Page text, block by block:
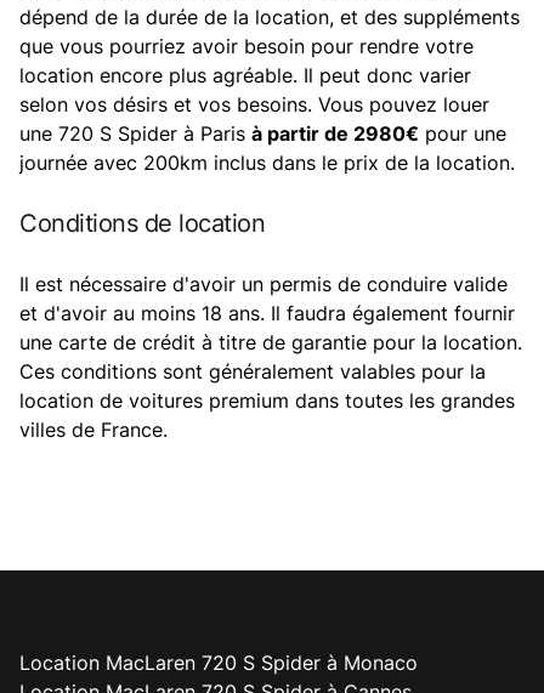
dépend de la durée de la location, et des suppléments
que vous pourriez avoir besoin pour rendre votre
location encore plus agréable. Il peut donc varier
selon vos désirs et vos besoins. Vous pouvez louer
une 720 S Spider à Paris à partir de 2980€ pour une
journée avec 200km inclus dans le prix de la location.
Conditions de location
Il est nécessaire d'avoir un permis de conduire valide
et d'avoir au moins 18 ans. Il faudra également fournir
une carte de crédit à titre de garantie pour la location.
Ces conditions sont généralement valables pour la
location de voitures premium dans toutes les grandes
villes de France.
Location MacLaren 720 S Spider à Monaco